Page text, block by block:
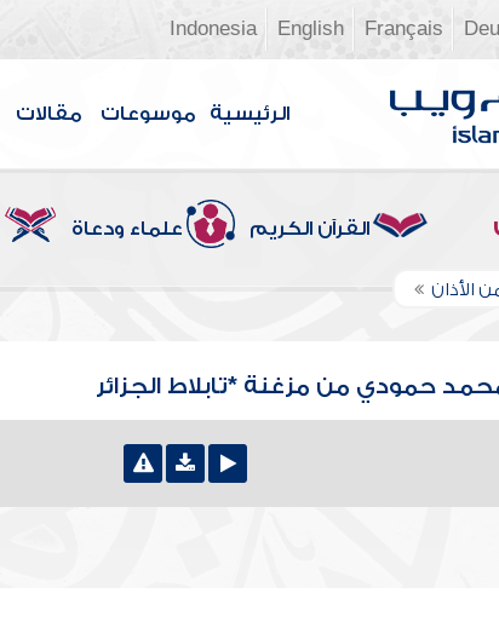
Français
English
Indonesia
الرئيسية موسوعات مقالات
القرآن الكريم علماء ودعاة
الأذان
حمودي من مزغنة *تابلاط الجزائر